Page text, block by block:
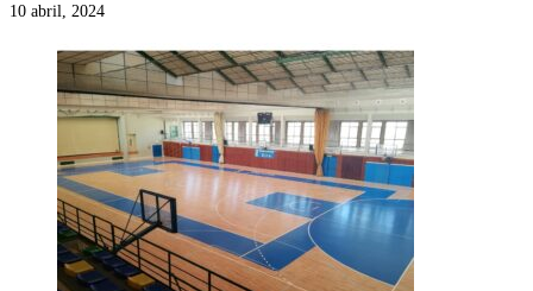
10 abril, 2024